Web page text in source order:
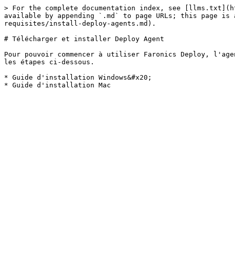
> For the complete documentation index, see
available by appending `.md` to page URLs; this page
requisites/install-deploy-agents.md).
# Télécharger et installer Deploy Agent
Pour pouvoir commencer à utiliser Faronics Deploy,
les étapes ci-dessous.
* Guide d'installation Windows&#x20;